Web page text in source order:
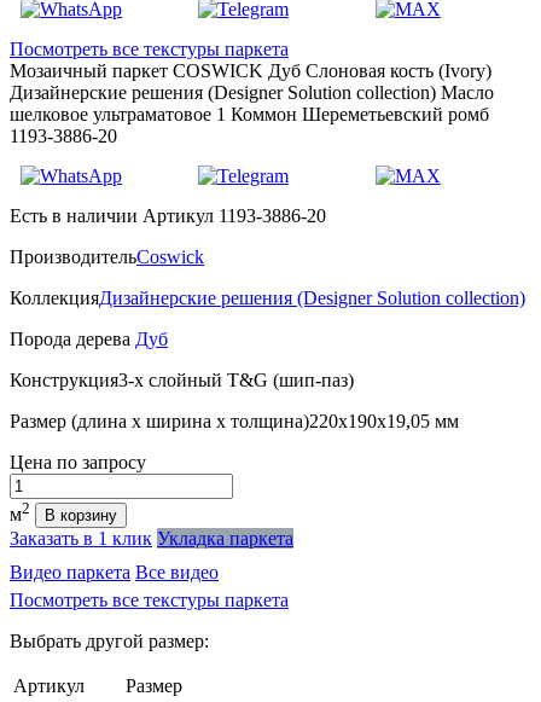
Посмотреть все текстуры паркета
Мозаичный паркет COSWICK Дуб Слоновая кость (Ivory)
Дизайнерские решения (Designer Solution collection) Масло
шелковое ультраматовое 1 Коммон Шереметьевский ромб
1193-3886-20
Есть в наличии Артикул 1193-3886-20
ПроизводительCoswick
КоллекцияДизайнерские решения (Designer Solution collection)
Порода дерева Дуб
Конструкция3-х слойный T&G (шип-паз)
Размер (длина х ширина х толщина)220х190х19,05 мм
Цена по запросу
Количество
м2 В корзину
Заказать в 1 клик Укладка паркета
Видео паркета Все видео
Посмотреть все текстуры паркета
Выбрать другой размер:
Артикул Размер